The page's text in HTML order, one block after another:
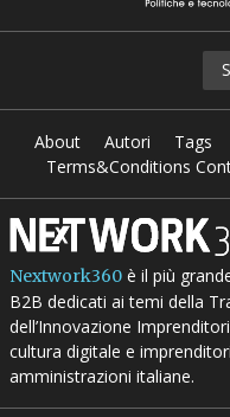
About Autori Tags
Terms&Conditions
Nextwork360è il più
B2B dedicati ai temi della
dell’Innovazione
cultura digitale e
amministrazioni italiane.